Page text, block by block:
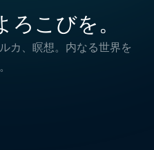
ろこびを。
カ、瞑想。内なる世界を